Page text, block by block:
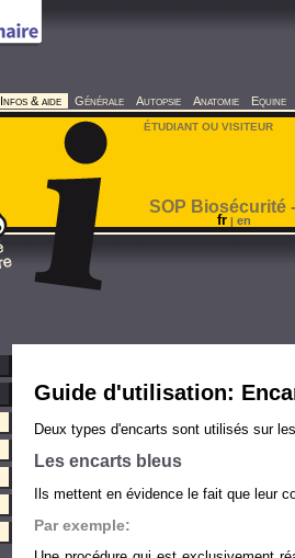
Infos & aide Générale Autopsie Anatomie Equine
ÉTUDIANT OU VISITEUR
fr | en
SOP Biosécurité
Guide d'utilisation:
Deux types d'encarts sont utilisés sur
Les encarts bleus
Ils mettent en évidence le fait que leur
Par exemple: